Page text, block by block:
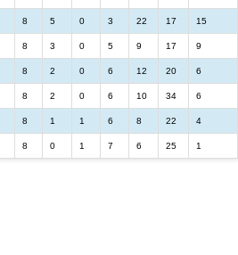
8 5 0 3 22 17 15
8 3 0 5 9 17 9
8 2 0 6 12 20 6
8 2 0 6 10 34 6
8 1 1 6 8 22 4
8 0 1 7 6 25 1